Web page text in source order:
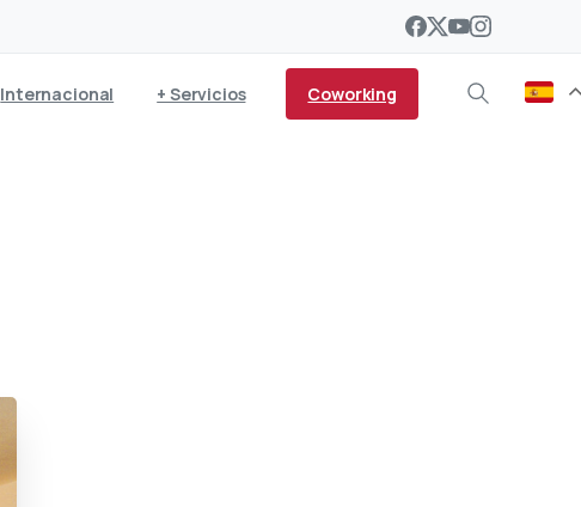
Internacional + Servicios Coworking